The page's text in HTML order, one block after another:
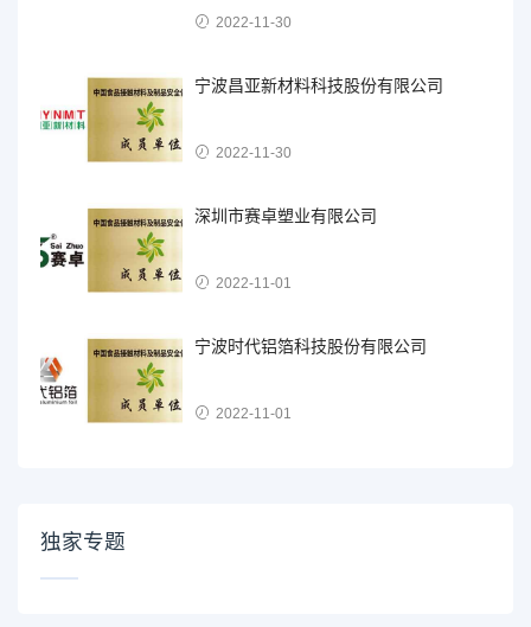
2022-11-30
宁波昌亚新材料科技股份有限公司
2022-11-30
深圳市赛卓塑业有限公司
2022-11-01
宁波时代铝箔科技股份有限公司
2022-11-01
独家专题